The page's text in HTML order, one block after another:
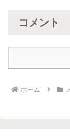
コメント
ホーム